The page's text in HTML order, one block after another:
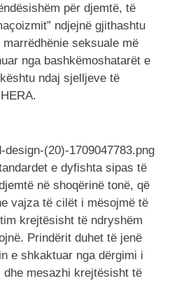
për djemtë, të
ndjejnë gjithashtu
seksuale më
nga bashkëmoshatarët e
ndaj sjelljeve të
e dyfishta sipas të
në shoqërinë tonë, që
vajza të cilët i mësojmë të
krejtësisht të ndryshëm
Prindërit duhet të jenë
e shkaktuar nga dërgimi i
mesazhi krejtësisht të